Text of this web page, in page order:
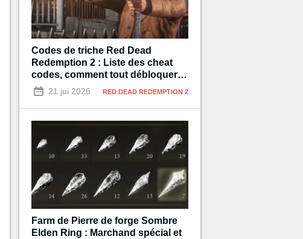
Codes de triche Red Dead
Redemption 2 : Liste des cheat
codes, comment tout débloquer à
100% ?21 jui 2026 RED DEAD REDEMPTION 2
Farm de Pierre de forge Sombre
Elden Ring : Marchand spécial et